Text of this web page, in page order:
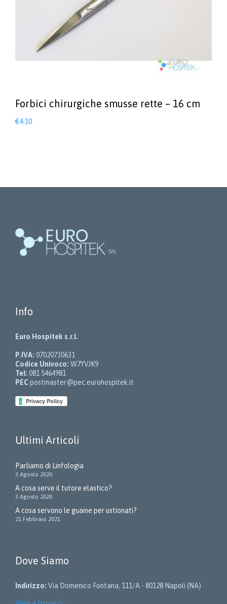
Forbici chirurgiche smusse rette – 16 cm
€4.10
Info
Euro Hospitek s.r.l.
P.IVA: 07020730631
Codice Univoco: W7YVJK9
Tel: 081 5464981
PECpostmaster@pec.eurohospitek.it
Ultimi Articoli
Parliamo di Linfologia
3 Agosto 2020
A cosa serve il tutore elastico?
3 Agosto 2020
A cosa servono le guaine per ustionati?
21 Febbraio 2021
Dove Siamo
Indirizzo: Via Domenico Fontana, 111/A - 80128 Napoli (NA)